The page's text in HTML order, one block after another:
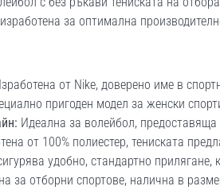
за оптимална
от Nike, доверено име в
пригоден модел за женски
Идеална за волейбол,
от 100% полиестер, тениската
удобно, стандартно прилягане,
за отборни спортове, налична в